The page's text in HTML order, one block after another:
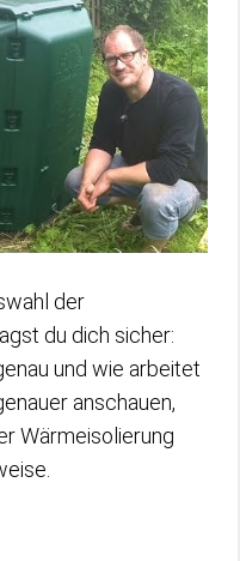
der
du dich sicher:
und wie arbeitet
anschauen,
Wärmeisolierung